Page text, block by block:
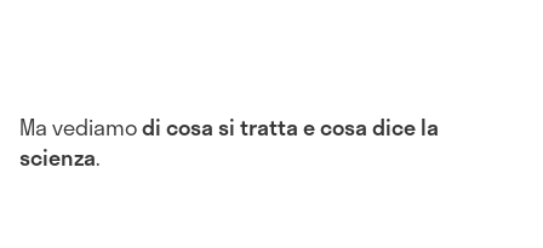
Ma vediamodi cosa si tratta e cosa dice la
scienza.